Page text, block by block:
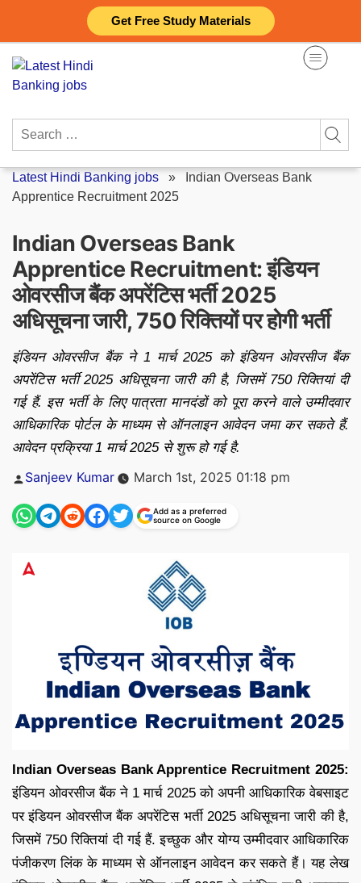
Get Free Study Materials
content
Search
Latest Hindi Banking jobs »
Indian Overseas Bank
Apprentice Recruitment 2025
Indian Overseas Bank
Apprentice Recruitment: इंडियन
ओवरसीज बैंक अपरेंटिस भर्ती 2025
अधिसूचना जारी, 750 रिक्तियों पर होगी भर्ती
इंडियन ओवरसीज बैंक ने 1 मार्च 2025 को इंडियन ओवरसीज बैंक
अपरेंटिस भर्ती 2025 अधिसूचना जारी की है, जिसमें 750 रिक्तियां दी
गई हैं. इस भर्ती के लिए पात्रता मानदंडों को पूरा करने वाले उम्मीदवार
आधिकारिक पोर्टल के माध्यम से ऑनलाइन आवेदन जमा कर सकते हैं.
आवेदन प्रक्रिया 1 मार्च 2025 से शुरू हो गई है.
Posted
Sanjeev Kumar March 1st, 2025 01:18 pm
Add as a preferred
source on Google
Indian Overseas Bank Apprentice Recruitment 2025:
इंडियन ओवरसीज बैंक ने 1 मार्च 2025 को अपनी आधिकारिक वेबसाइट
पर इंडियन ओवरसीज बैंक अपरेंटिस भर्ती 2025 अधिसूचना जारी की है,
जिसमें 750 रिक्तियां दी गई हैं. इच्छुक और योग्य उम्मीदवार आधिकारिक
पंजीकरण लिंक के माध्यम से ऑनलाइन आवेदन कर सकते हैं। यह लेख